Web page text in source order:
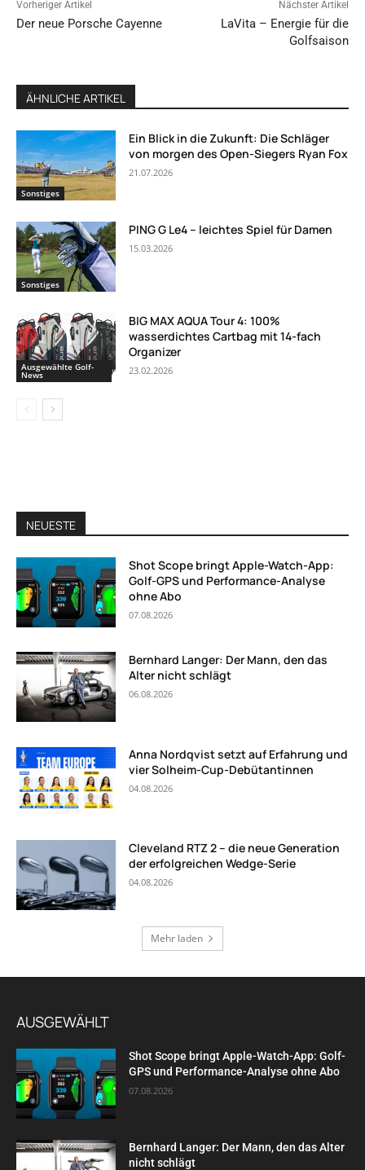
Vorheriger Artikel
Der neue Porsche Cayenne
Nächster Artikel
LaVita – Energie für die
Golfsaison
ÄHNLICHE ARTIKEL
Sonstiges
Ein Blick in die Zukunft: Die Schläger
von morgen des Open-Siegers Ryan Fox
21.07.2026
Sonstiges
PING G Le4 – leichtes Spiel für Damen
15.03.2026
Ausgewählte Golf-
News
BIG MAX AQUA Tour 4: 100%
wasserdichtes Cartbag mit 14-fach
Organizer
23.02.2026
NEUESTE
Shot Scope bringt Apple-Watch-App:
Golf-GPS und Performance-Analyse
ohne Abo
07.08.2026
Bernhard Langer: Der Mann, den das
Alter nicht schlägt
06.08.2026
Anna Nordqvist setzt auf Erfahrung und
vier Solheim-Cup-Debütantinnen
04.08.2026
Cleveland RTZ 2 – die neue Generation
der erfolgreichen Wedge-Serie
04.08.2026
Mehr laden
AUSGEWÄHLT
Shot Scope bringt Apple-Watch-App: Golf-
GPS und Performance-Analyse ohne Abo
07.08.2026
Bernhard Langer: Der Mann, den das Alter
nicht schlägt